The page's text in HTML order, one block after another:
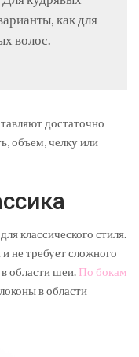
как для
волос.
достаточно
объем, челку или
классического стиля.
не требует сложного
области шеи. По бокам
в области